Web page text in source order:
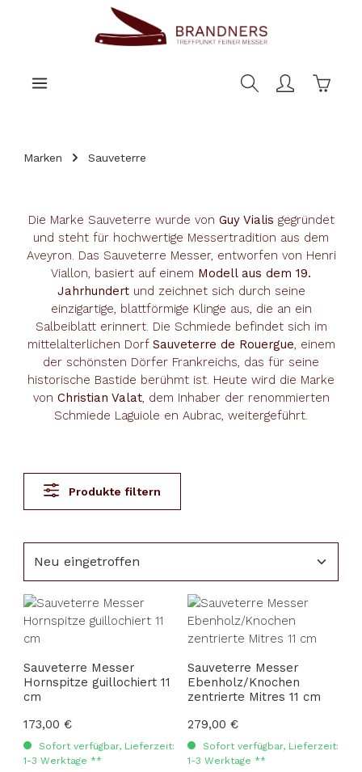
Marken Sauveterre
Die Marke Sauveterre wurde von Guy Vialis gegründet
und steht für hochwertige Messertradition aus dem
Aveyron. Das Sauveterre Messer, entworfen von Henri
Viallon, basiert auf einem Modell aus dem 19.
Jahrhundert und zeichnet sich durch seine
einzigartige, blattförmige Klinge aus, die an ein
Salbeiblatt erinnert. Die Schmiede befindet sich im
mittelalterlichen Dorf Sauveterre de Rouergue, einem
der schönsten Dörfer Frankreichs, das für seine
historische Bastide berühmt ist. Heute wird die Marke
von Christian Valat, dem Inhaber der renommierten
Schmiede Laguiole en Aubrac, weitergeführt.
Produkte filtern
Sauveterre Messer
Hornspitze guillochiert 11
cm
Regulärer Preis:
173,00 €
Sofort verfügbar, Lieferzeit:
1-3 Werktage **
Sauveterre Messer
Ebenholz/Knochen
zentrierte Mitres 11 cm
Regulärer Preis:
279,00 €
Sofort verfügbar, Lieferzeit:
1-3 Werktage **